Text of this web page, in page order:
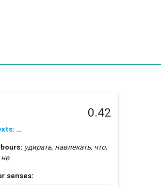
0.42
…
удирать, навлекать, что,
не
senses: